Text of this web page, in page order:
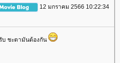
12 มกราคม 2566 10:22:34
บ ชะตามันต้องกัน